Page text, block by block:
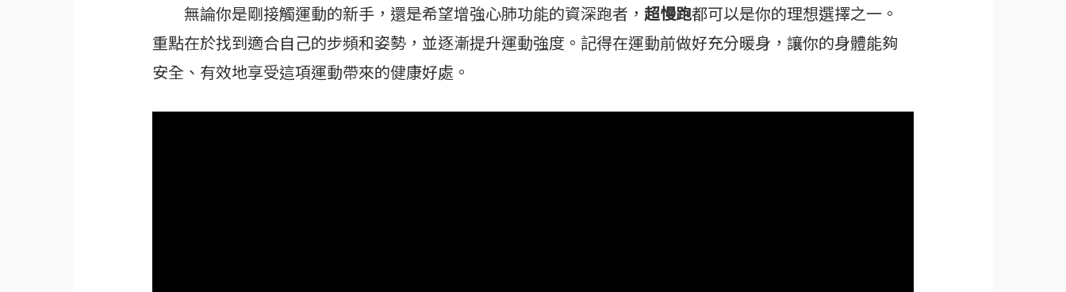
無論你是剛接觸運動的新手，還是希望增強心肺功能的資深跑者， 超慢跑都可以是你的理想選擇之一。
重點在於找到適合自己的步頻和姿勢，並逐漸提升運動強度。記得在運動前做好充分暖身，讓你的身體能夠
安全、有效地享受這項運動帶來的健康好處。